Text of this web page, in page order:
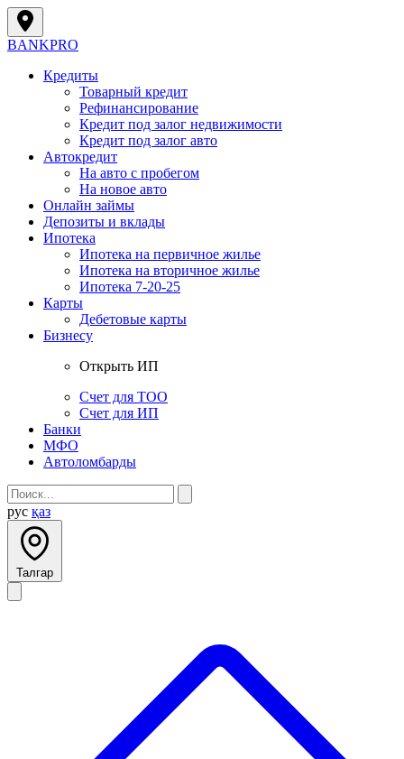
BANKPRO
Кредиты
Товарный кредит
Рефинансирование
Кредит под залог недвижимости
Кредит под залог авто
Автокредит
На авто с пробегом
На новое авто
Онлайн займы
Депозиты и вклады
Ипотека
Ипотека на первичное жилье
Ипотека на вторичное жилье
Ипотека 7-20-25
Карты
Дебетовые карты
Бизнесу
Открыть ИП
Cчет для ТОО
Счет для ИП
Банки
МФО
Автоломбарды
рус қаз
Талгар